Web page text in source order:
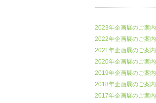
2023年企画展のご案内
2022年企画展のご案内
2021年企画展のご案内
2020年企画展のご案内
2019年企画展のご案内
2018年企画展のご案内
2017年企画展のご案内